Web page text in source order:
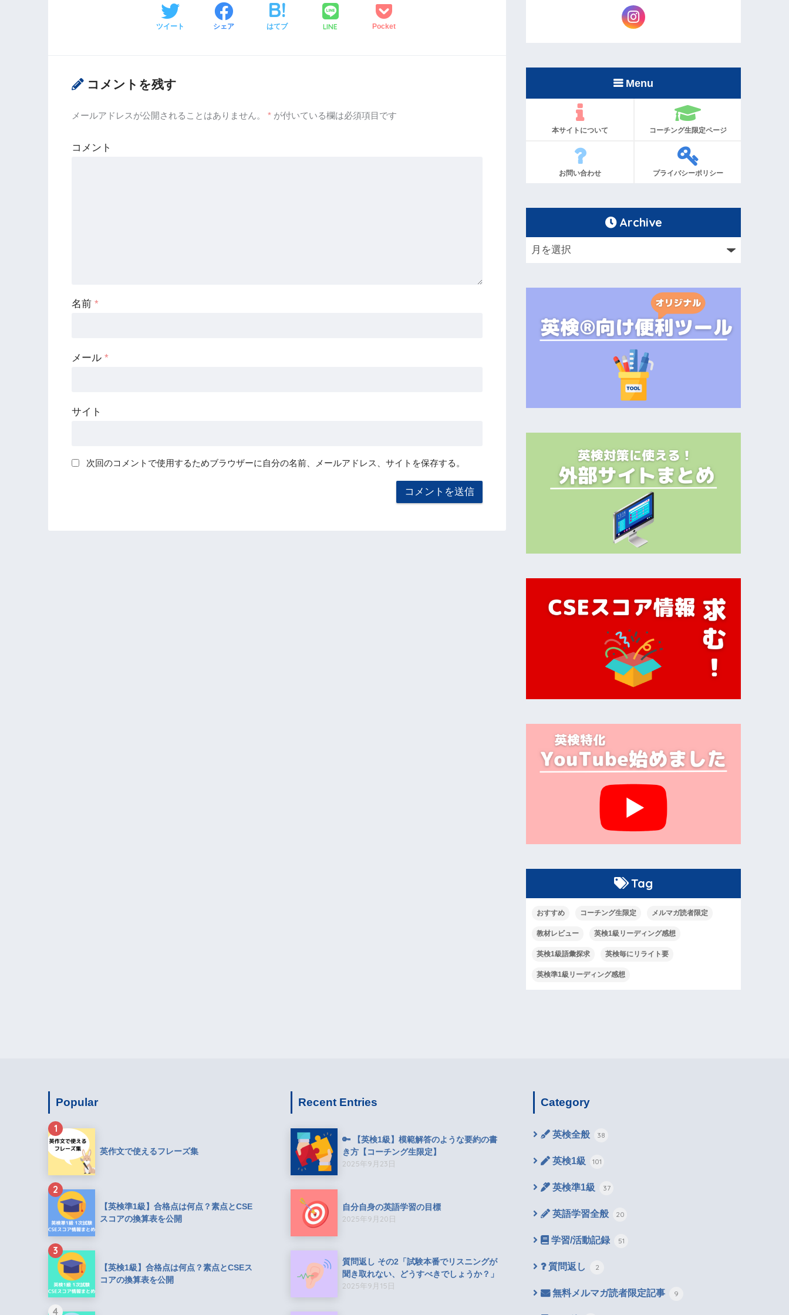
ツイート シェア はてブ LINE Pocket
コメントを残す
メールアドレスが公開されることはありません。 * が付いている欄は必須項目です
コメント
名前 *
メール *
サイト
次回のコメントで使用するためブラウザーに自分の名前、メールアドレス、サイトを保存する。
Menu
本サイトについて コーチング生限定ページ
お問い合わせ プライバシーポリシー
Archive
Tag
おすすめ コーチング生限定 メルマガ読者限定
教材レビュー 英検1級リーディング感想
英検1級語彙探求 英検毎にリライト要
英検準1級リーディング感想
Popular
1
英作文で使えるフレーズ集
2
【英検準1級】合格点は何点？素点とCSE
スコアの換算表を公開
3
【英検1級】合格点は何点？素点とCSEス
コアの換算表を公開
4
Recent Entries
🔑 【英検1級】模範解答のような要約の書
き方【コーチング生限定】
2025年9月23日
自分自身の英語学習の目標
2025年9月20日
質問返し その2「試験本番でリスニングが
聞き取れない、どうすべきでしょうか？」
2025年9月15日
Category
英検全般 38
英検1級 101
英検準1級 37
英語学習全般 20
学習/活動記録 51
質問返し 2
無料メルマガ読者限定記事 9